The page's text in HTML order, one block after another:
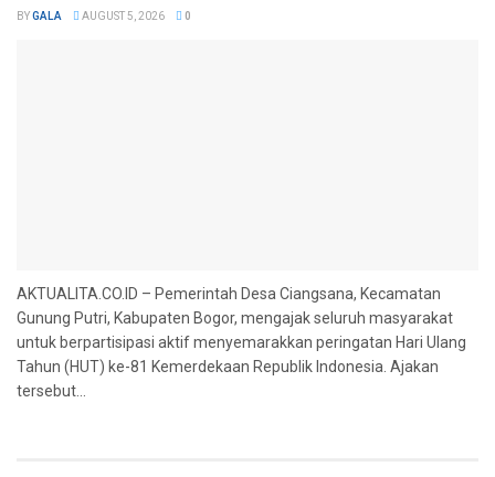
BYGALA AUGUST 5, 2026 0
AKTUALITA.CO.ID – Pemerintah Desa Ciangsana, Kecamatan
Gunung Putri, Kabupaten Bogor, mengajak seluruh masyarakat
untuk berpartisipasi aktif menyemarakkan peringatan Hari Ulang
Tahun (HUT) ke-81 Kemerdekaan Republik Indonesia. Ajakan
tersebut...